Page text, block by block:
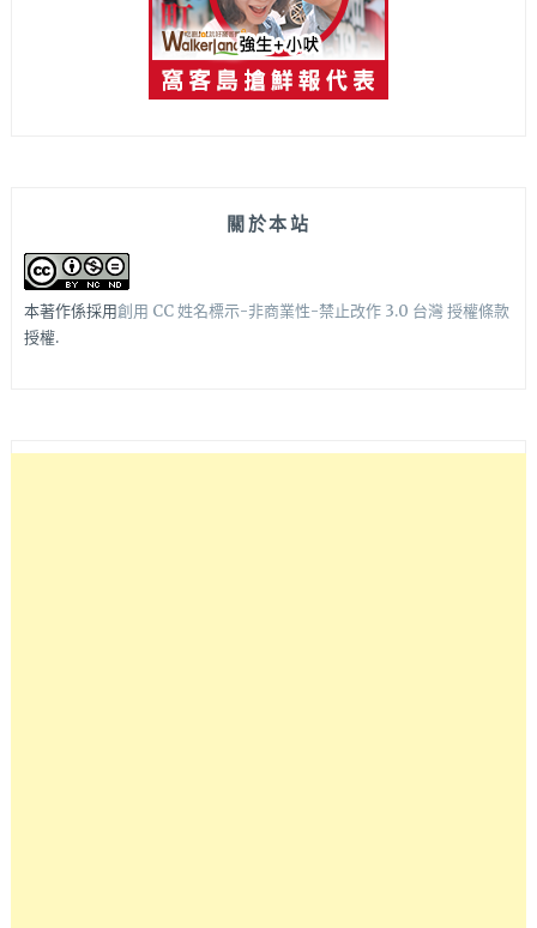
關於本站
本著作係採用創用 CC 姓名標示-非商業性-禁止改作 3.0 台灣 授權條款
授權.